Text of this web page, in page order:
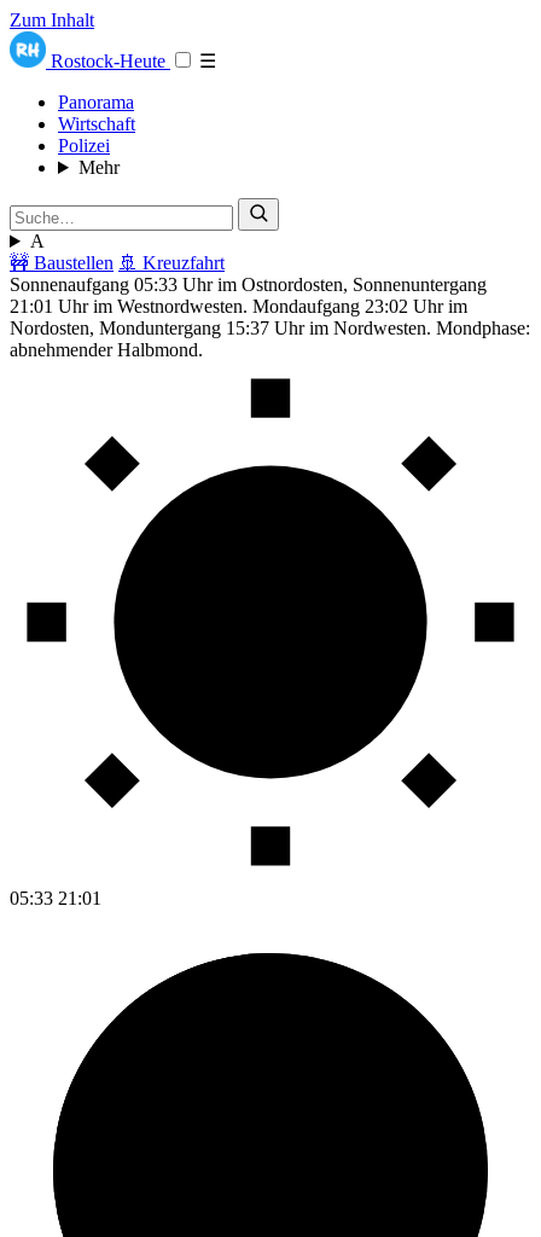
Zum Inhalt
Rostock-Heute
☰
Panorama
Wirtschaft
Polizei
Mehr
A
🚧 Baustellen 🚢 Kreuzfahrt
Sonnenaufgang 05:33 Uhr im Ostnordosten, Sonnenuntergang
21:01 Uhr im Westnordwesten. Mondaufgang 23:02 Uhr im
Nordosten, Monduntergang 15:37 Uhr im Nordwesten. Mondphase:
abnehmender Halbmond.
05:33 21:01